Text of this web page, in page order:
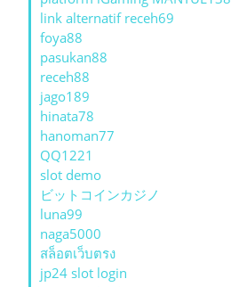
link alternatif receh69
foya88
pasukan88
receh88
jago189
hinata78
hanoman77
QQ1221
slot demo
ビットコインカジノ
luna99
naga5000
สล็อตเว็บตรง
jp24 slot login